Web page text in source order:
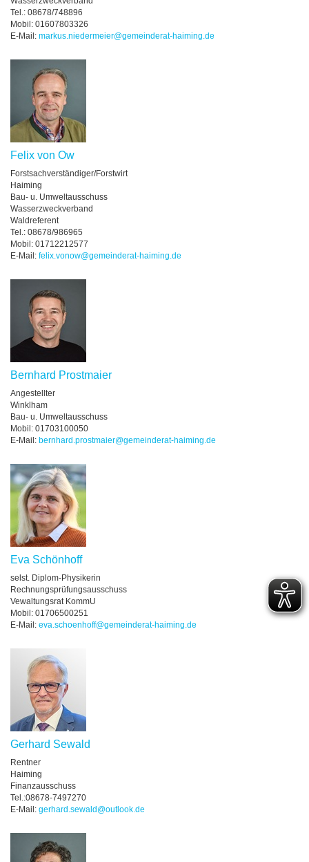
Tel.: 08678/748896
Mobil: 01607803326
E-Mail: markus.niedermeier@gemeinderat-haiming.de
Felix von Ow
Forstsachverständiger/Forstwirt
Haiming
Bau- u. Umweltausschuss
Wasserzweckverband
Waldreferent
Tel.: 08678/986965
Mobil: 01712212577
E-Mail: felix.vonow@gemeinderat-haiming.de
Bernhard Prostmaier
Angestellter
Winklham
Bau- u. Umweltausschuss
Mobil: 01703100050
E-Mail: bernhard.prostmaier@gemeinderat-haiming.de
Eva Schönhoff
selst. Diplom-Physikerin
Rechnungsprüfungsausschuss
Vewaltungsrat KommU
Mobil: 01706500251
E-Mail: eva.schoenhoff@gemeinderat-haiming.de
Gerhard Sewald
Rentner
Haiming
Finanzausschuss
Tel.:08678-7497270
E-Mail: gerhard.sewald@outlook.de